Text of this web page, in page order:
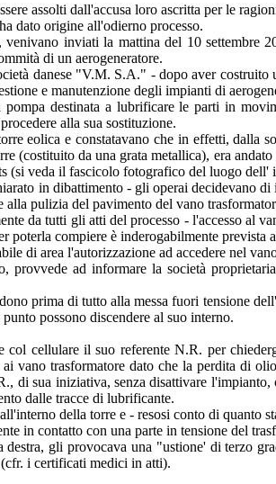
assolti dall'accusa loro ascritta per le
dato origine all'odierno processo.
inviati la mattina del 10
di un aerogeneratore.
danese "V.M. S.A." - dopo aver
e manutenzione degli impianti di
destinata a lubrificare le parti in
alla sua sostituzione.
eolica e constatavano che in effetti,
(costituito da una grata metallica), era
(si veda il fascicolo fotografico del luogo
in dibattimento - gli operai decidevano
alla pulizia del pavimento del vano
da tutti gli atti del processo - l'accesso al
compiere è inderogabilmente
di area l'autorizzazione ad accedere nel
provvede ad informare la società
prima di tutto alla messa fuori tensione
possono discendere al suo interno.
cellulare il suo referente N.R. per
vano trasformatore dato che la perdita di
di sua iniziativa, senza disattivare
dalle tracce di lubrificante.
della torre e - resosi conto di quanto
in contatto con una parte in tensione del
gli provocava una "ustione' di terzo
i certificati medici in atti).